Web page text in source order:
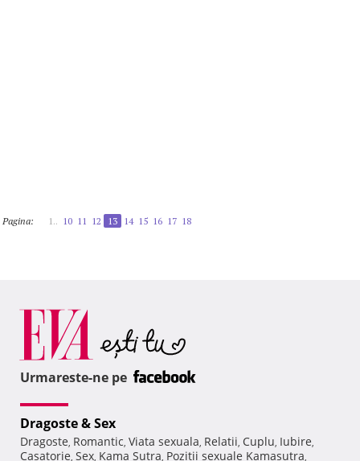
Pagina: 1.. 10 11 12 13 14 15 16 17 18
Urmareste-ne pe
Dragoste & Sex
Dragoste, Romantic, Viata sexuala, Relatii, Cuplu, Iubire,
Casatorie, Sex, Kama Sutra, Pozitii sexuale Kamasutra,